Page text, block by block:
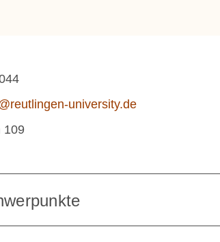
university.de
109